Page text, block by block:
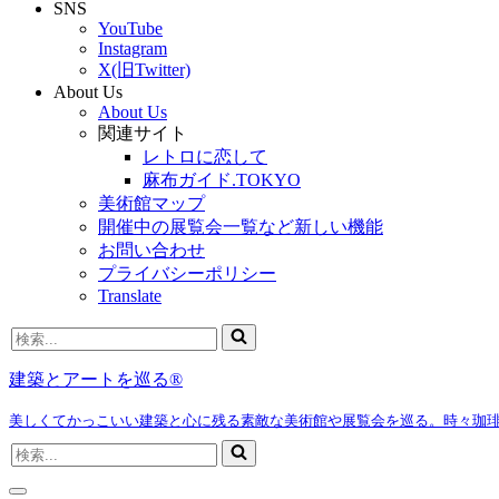
SNS
YouTube
Instagram
X(旧Twitter)
About Us
About Us
関連サイト
レトロに恋して
麻布ガイド.TOKYO
美術館マップ
開催中の展覧会一覧など新しい機能
お問い合わせ
プライバシーポリシー
Translate
検
索...
建築とアートを巡る®
美しくてかっこいい建築と心に残る素敵な美術館や展覧会を巡る。時々珈
検
索...